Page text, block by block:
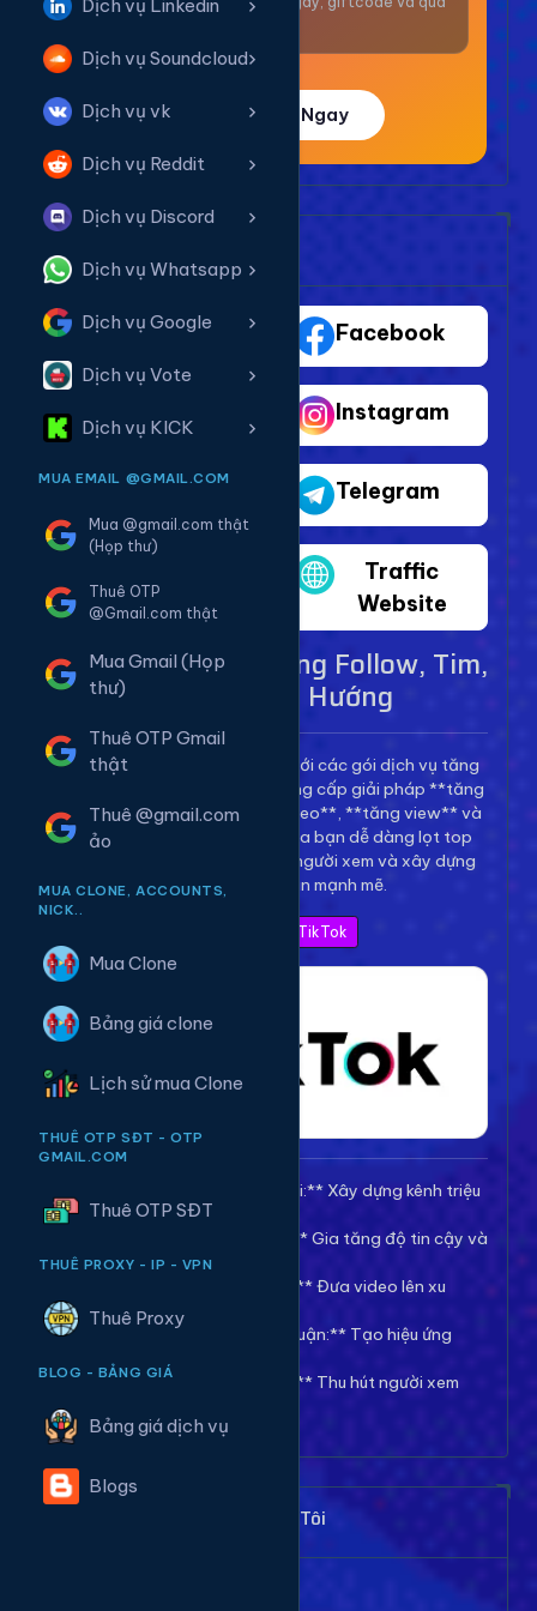
Dịch vụ Linkedin
Dịch vụ Soundcloud
Dịch vụ vk
Dịch vụ Reddit
Dịch vụ Discord
Dịch vụ Whatsapp
Dịch vụ Google
Dịch vụ Vote
Dịch vụ KICK
MUA EMAIL @GMAIL.COM
Mua @gmail.com thật
(Họp thư)
Thuê OTP
@Gmail.com thật
Mua Gmail (Họp
thư)
Thuê OTP Gmail
thật
Thuê @gmail.com
ảo
MUA CLONE, ACCOUNTS,
NICK..
Mua Clone
Bảng giá clone
Lịch sử mua Clone
THUÊ OTP SĐT - OTP
GMAIL.COM
Thuê OTP SĐT
THUÊ PROXY - IP - VPN
Thuê Proxy
BLOG - BẢNG GIÁ
Bảng giá dịch vụ
Blogs
Trải Nghiệm Ngay
TikTok Facebook
Instagram
Shopee Telegram
Traffic
Website
Dịch Vụ TikTok - Tăng Follow, Tim,
View Lên Xu Hướng
Bùng nổ kênh TikTok của bạn với các gói dịch vụ tăng
trưởng toàn diện. Chúng tôi cung cấp giải pháp **tăng
follow TikTok**, **tăng tim video**, **tăng view** và
**bình luận** để giúp video của bạn dễ dàng lọt top
thịnh hành, thu hút hàng triệu người xem và xây dựng
thương hiệu cá nhân mạnh mẽ.
Xem Bảng Giá TikTok
🚀 **Tăng Follow/Theo dõi:** Xây dựng kênh triệu
follow uy tín.
❤️ **Tăng Tim/Like Video:** Gia tăng độ tin cậy và
viral cho video.
👀 **Tăng View/Lượt xem:** Đưa video lên xu
hướng nhanh chóng.
💬 **Tăng Comment/Bình luận:** Tạo hiệu ứng
thảo luận sôi nổi.
👁️ **Tăng Mắt Livestream:** Thu hút người xem
Khách Hàng Nói Gì Về Chúng Tôi